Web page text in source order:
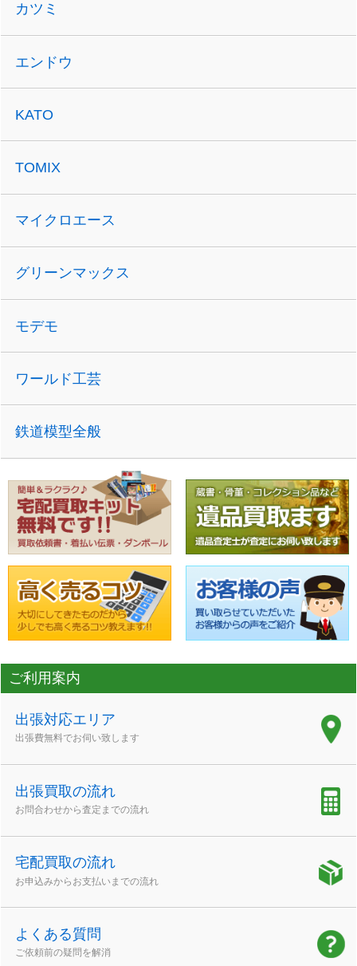
カツミ
エンドウ
KATO
TOMIX
マイクロエース
グリーンマックス
モデモ
ワールド工芸
鉄道模型全般
ご利用案内
出張対応エリア
出張費無料でお伺い致します
出張買取の流れ
お問合わせから査定までの流れ
宅配買取の流れ
お申込みからお支払いまでの流れ
よくある質問
ご依頼前の疑問を解消